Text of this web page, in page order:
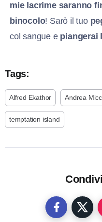
mie lacrime saranno
binocolo! Sarò il tuo
col sangue e piangerai
Tags:
Alfred Ekathor Andrea
temptation island